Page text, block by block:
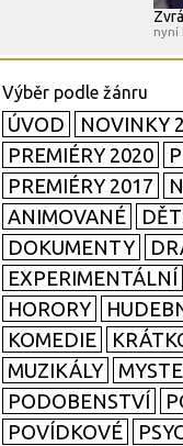
nyní
ÚVOD NOVINKY
PREMIÉRY 2020
PREMIÉRY 2017
ANIMOVANÉ
DOKUMENTY
EXPERIMENTÁLNÍ
HORORY
KOMEDIE
MUZIKÁLY
PODOBENSTVÍ
POVÍDKOVÉ